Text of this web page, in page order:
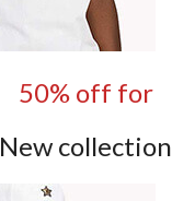
50% off for
New collection